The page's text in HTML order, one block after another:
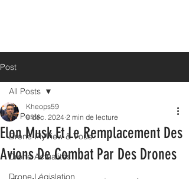
Post
All Posts
Drone-FlyView & Vous
Drone Actualités
Drone Législation
All Posts
Elon Musk Et Le Remplacement Des
Avions De Combat Par Des Drones
Kheops59
8 déc. 2024 2 min de lecture